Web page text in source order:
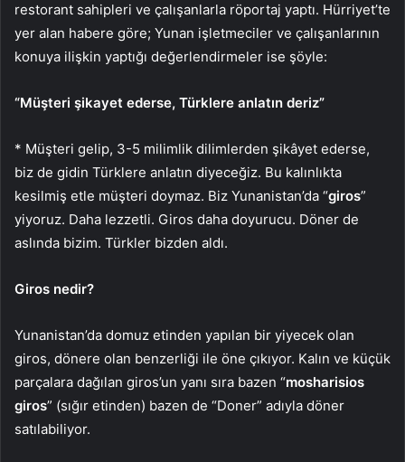
restorant sahipleri ve çalışanlarla röportaj yaptı. Hürriyet’te
yer alan habere göre; Yunan işletmeciler ve çalışanlarının
konuya ilişkin yaptığı değerlendirmeler ise şöyle:
“Müşteri şikayet ederse, Türklere anlatın deriz”
* Müşteri gelip, 3-5 milimlik dilimlerden şikâyet ederse,
biz de gidin Türklere anlatın diyeceğiz. Bu kalınlıkta
kesilmiş etle müşteri doymaz. Biz Yunanistan’da “giros”
yiyoruz. Daha lezzetli. Giros daha doyurucu. Döner de
aslında bizim. Türkler bizden aldı.
Giros nedir?
Yunanistan’da domuz etinden yapılan bir yiyecek olan
giros, dönere olan benzerliği ile öne çıkıyor. Kalın ve küçük
parçalara dağılan giros’un yanı sıra bazen “mosharisios
giros” (sığır etinden) bazen de “Doner” adıyla döner
satılabiliyor.